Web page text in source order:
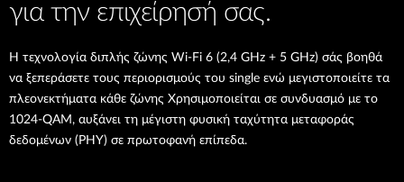
για την επιχείρησή σας.
Η τεχνολογία διπλής ζώνης Wi-Fi 6 (2,4 GHz + 5 GHz) σάς βοηθά
να ξεπεράσετε τους περιορισμούς του single ενώ μεγιστοποιείτε τα
πλεονεκτήματα κάθε ζώνης Χρησιμοποιείται σε συνδυασμό με το
1024-QAM, αυξάνει τη μέγιστη φυσική ταχύτητα μεταφοράς
δεδομένων (PHY) σε πρωτοφανή επίπεδα.